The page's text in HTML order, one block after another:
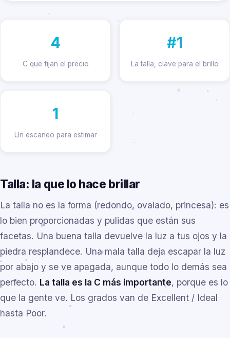
4
C que fijan el precio
#1
La talla, clave para el brillo
1
Un escaneo para estimar
Talla: la que lo hace brillar
La talla no es la forma (redondo, ovalado, princesa): es
lo bien proporcionadas y pulidas que están sus
facetas. Una buena talla devuelve la luz a tus ojos y la
piedra resplandece. Una mala talla deja escapar la luz
por abajo y se ve apagada, aunque todo lo demás sea
perfecto. La talla es la C más importante, porque es lo
que la gente ve. Los grados van de Excellent / Ideal
hasta Poor.